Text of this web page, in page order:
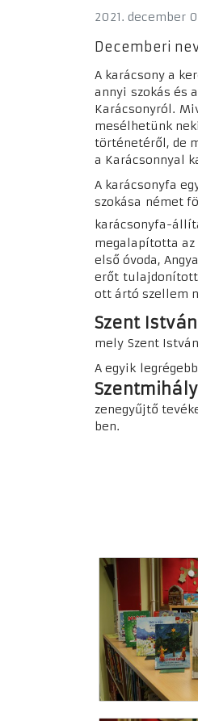
2021. december
Decemberi
A karácsony a
annyi szokás és
Karácsonyról.
mesélhetünk
történetéről, de
a Karácsonnyal
A karácsonyfa
szokása német
karácsonyfa-
megalapította az
első óvoda,
erőt
ott ártó szellem
Szent István
mely Szent
A egyik
zenegyűjtő
ben.